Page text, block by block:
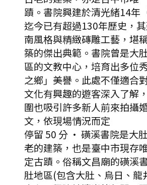
蹟。書院興建於清光緒14年
迄今已有超過130年歷史，
南風格與精緻磚雕工藝，堪
築的傑出典範。書院曾是大
區的文教中心，培育出多位
之鄉」美譽。此處不僅適合
文化有興趣的遊客深入了解
圍也吸引許多新人前來拍攝
文，依現場情況而定
停留 50 分 · 磺溪書院是大
老的建築，也是臺中市現存
定古蹟。俗稱文昌廟的磺溪
肚地區(包含大肚、烏日、龍